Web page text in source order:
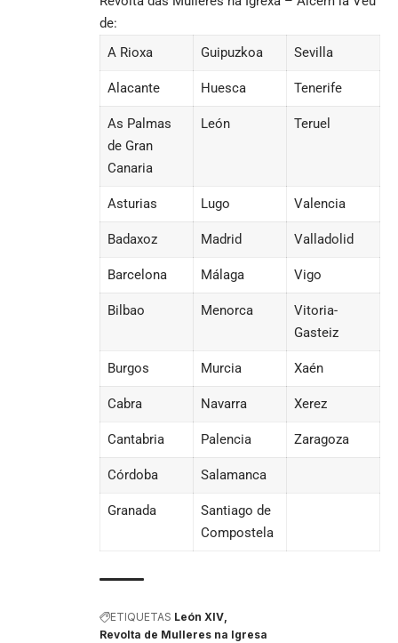
de:
A Rioxa
Guipuzkoa Sevilla
Alacante Huesca Tenerife
As Palmas
de Gran
Canaria
León Teruel
Asturias Lugo Valencia
Badaxoz Madrid Valladolid
Barcelona Málaga Vigo
Bilbao Menorca
Vitoria-
Gasteiz
Burgos Murcia Xaén
Cabra Navarra Xerez
Cantabria Palencia Zaragoza
Córdoba Salamanca
Granada
Santiago de
Compostela
ETIQUETAS León XIV
Revolta de Mulleres na Igresa